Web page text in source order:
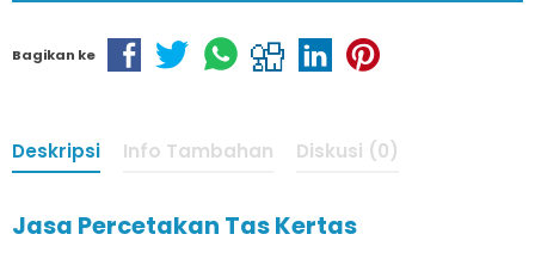
Bagikan ke
Deskripsi Info Tambahan Diskusi (0)
Jasa Percetakan Tas Kertas